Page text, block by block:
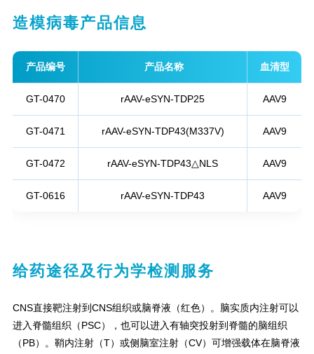
造模病毒产品信息
产品编号 产品名称 血清型
GT-0470 rAAV-eSYN-TDP25 AAV9
GT-0471 rAAV-eSYN-TDP43(M337V) AAV9
GT-0472 rAAV-eSYN-TDP43△NLS AAV9
GT-0616 rAAV-eSYN-TDP43 AAV9
给药途径及行为学检测服务
CNS直接靶注射到CNS组织或脑脊液（红色）。脑实质内注射可以
进入脊髓组织（PSC），也可以进入有轴突投射到脊髓的脑组织
（PB）。鞘内注射（T）或侧脑室注射（CV）可增强载体在脑脊液